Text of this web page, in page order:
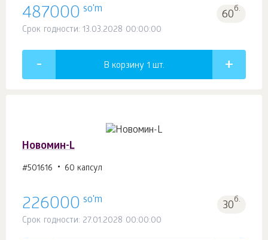
487000 so'm 60б.
Срок годности: 13.03.2028 00:00:00
В корзину 1 шт.
Новомин-L
#501616 60 капсул
226000 so'm 30б.
Срок годности: 27.01.2028 00:00:00